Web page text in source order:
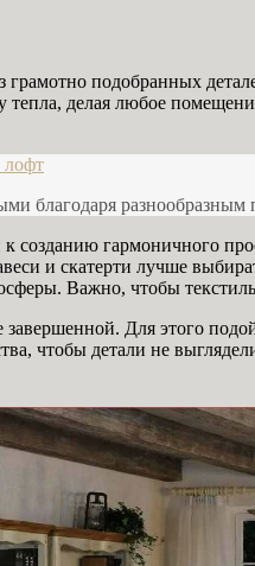
подобранных
делая любое
лофт
благодаря
гармоничного
и скатерти лучше
Важно, чтобы
Для этого
чтобы детали не